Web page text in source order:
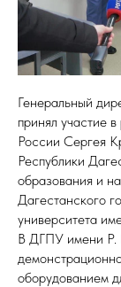
Генеральный
принял участие
России Сергея
Республики
образования и
Дагестанского
университета
В ДГПУ имени Р.
оборудованием